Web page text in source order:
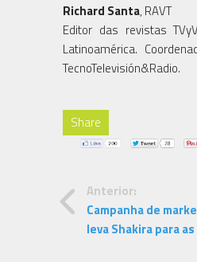
Richard Santa, RAVT
Editor das revistas
Latinoamérica.
TecnoTelevisión&Radio.
Share
Anterior:
Campanha de
leva Shakira para as